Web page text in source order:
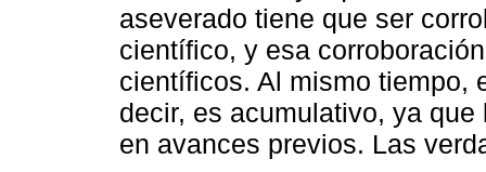
aseverado tiene que ser
científico, y esa
científicos. Al mismo tiempo,
decir, es acumulativo, ya
en avances previos. Las